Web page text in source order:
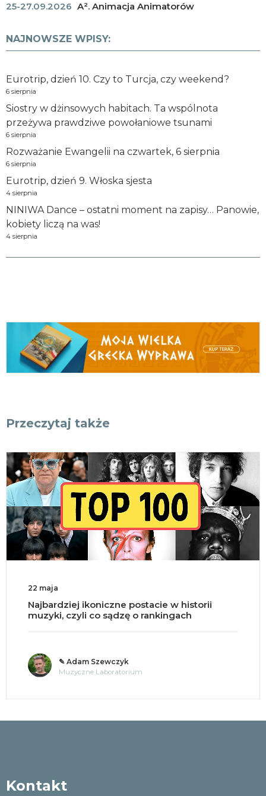
25-27.09.2026 A². Animacja Animatorów
NAJNOWSZE WPISY:
Eurotrip, dzień 10. Czy to Turcja, czy weekend?
6 sierpnia
Siostry w dżinsowych habitach. Ta wspólnota
przeżywa prawdziwe powołaniowe tsunami
6 sierpnia
Rozważanie Ewangelii na czwartek, 6 sierpnia
6 sierpnia
Eurotrip, dzień 9. Włoska sjesta
4 sierpnia
NINIWA Dance – ostatni moment na zapisy… Panowie,
kobiety liczą na was!
4 sierpnia
Przeczytaj także
postacie w historii
o rankingach
Split brain, czyli
mózgu na pół?
Kontakt